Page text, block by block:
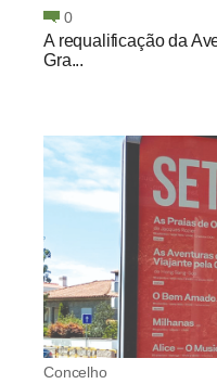
0
A requalificação da
Gra...
Concelho